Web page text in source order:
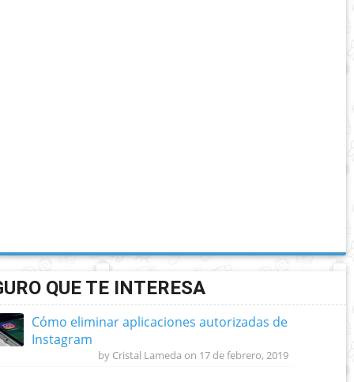
QUE TE INTERESA
Cómo eliminar aplicaciones autorizadas de
Instagram
by Cristal Lameda on 17 de febrero, 2019